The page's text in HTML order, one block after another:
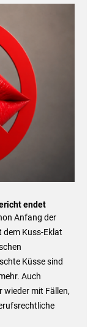
endet
Anfang der
dem Kuss-Eklat
Küsse sind
Auch
wieder mit Fällen,